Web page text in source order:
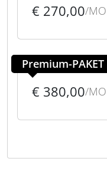
€ 270,00/
Premium-PAKET
€ 380,00/